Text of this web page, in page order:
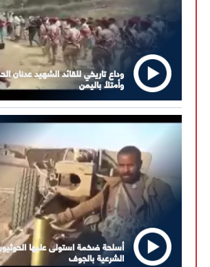
وداع تاريخي للقائد الشهيد عدنان
وأمتلأ باليمن
أسلحة ضخمة استولى عليها
الشرعية بالجوف